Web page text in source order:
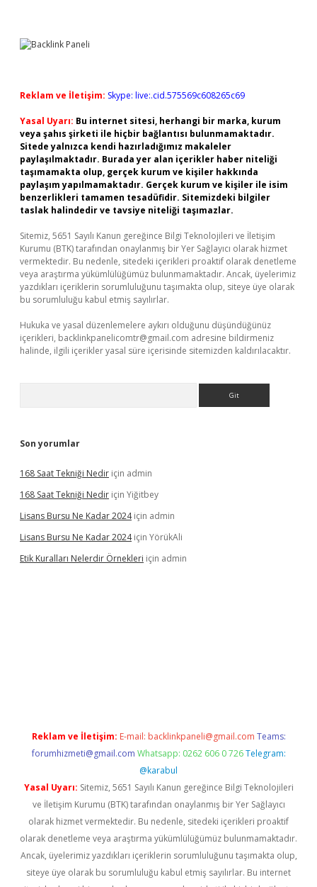
Reklam ve İletişim: Skype: live:.cid.575569c608265c69
Yasal Uyarı: Bu internet sitesi, herhangi bir marka, kurum
veya şahıs şirketi ile hiçbir bağlantısı bulunmamaktadır.
Sitede yalnızca kendi hazırladığımız makaleler
paylaşılmaktadır. Burada yer alan içerikler haber niteliği
taşımamakta olup, gerçek kurum ve kişiler hakkında
paylaşım yapılmamaktadır. Gerçek kurum ve kişiler ile isim
benzerlikleri tamamen tesadüfidir. Sitemizdeki bilgiler
taslak halindedir ve tavsiye niteliği taşımazlar.
Sitemiz, 5651 Sayılı Kanun gereğince Bilgi Teknolojileri ve İletişim
Kurumu (BTK) tarafından onaylanmış bir Yer Sağlayıcı olarak hizmet
vermektedir. Bu nedenle, sitedeki içerikleri proaktif olarak denetleme
veya araştırma yükümlülüğümüz bulunmamaktadır. Ancak, üyelerimiz
yazdıkları içeriklerin sorumluluğunu taşımakta olup, siteye üye olarak
bu sorumluluğu kabul etmiş sayılırlar.
Hukuka ve yasal düzenlemelere aykırı olduğunu düşündüğünüz
içerikleri, backlinkpanelicomtr@gmail.com adresine bildirmeniz
halinde, ilgili içerikler yasal süre içerisinde sitemizden kaldırılacaktır.
Son yorumlar
168 Saat Tekniği Nedir için admin
168 Saat Tekniği Nedir için Yiğitbey
Lisans Bursu Ne Kadar 2024için admin
Lisans Bursu Ne Kadar 2024için YörükAli
Etik Kuralları Nelerdir Örnekleri için admin
Reklam ve İletişim: E-mail: backlinkpaneli@gmail.com Teams:
forumhizmeti@gmail.com Whatsapp: 0262 606 0 726 Telegram:
@karabul
Yasal Uyarı: Sitemiz, 5651 Sayılı Kanun gereğince Bilgi Teknolojileri
ve İletişim Kurumu (BTK) tarafından onaylanmış bir Yer Sağlayıcı
olarak hizmet vermektedir. Bu nedenle, sitedeki içerikleri proaktif
olarak denetleme veya araştırma yükümlülüğümüz bulunmamaktadır.
Ancak, üyelerimiz yazdıkları içeriklerin sorumluluğunu taşımakta olup,
siteye üye olarak bu sorumluluğu kabul etmiş sayılırlar. Bu internet